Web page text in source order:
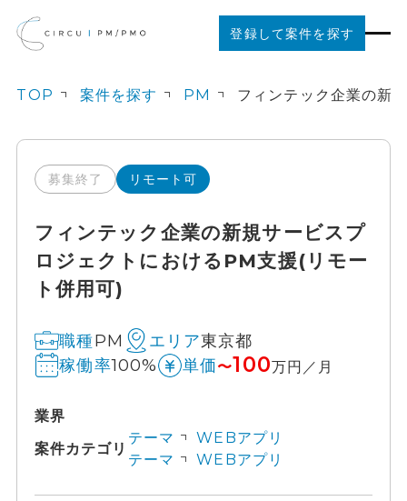
登録して案件を探す
ご利用の流れ
お役立ちコンテンツ
法人の方はこちら
TOP 案件を探す PM
募集終了 リモート可
フィンテック企業の新規サービスプ
ロジェクトにおけるPM支援(リモー
ト併用可)
職種PM エリア東京都
稼働率100% 単価〜100万円／月
業界
案件カテゴリ
テーマ
WEBアプリ
テーマ
WEBアプリ